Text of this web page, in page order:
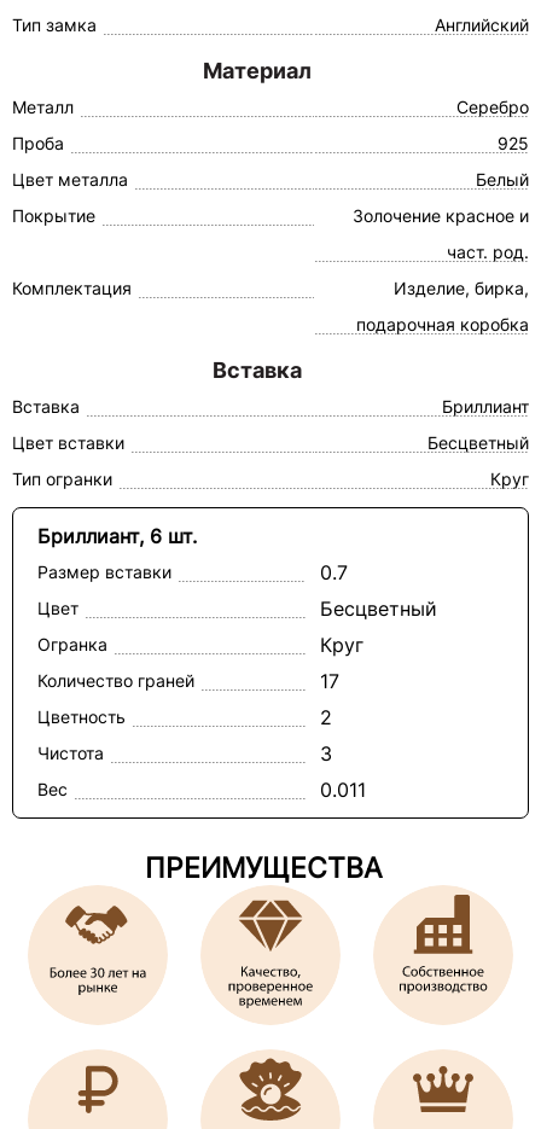
Тип замка
Английский
Материал
Металл
Серебро
Проба
925
Цвет металла
Белый
Покрытие
Золочение красное и
част. род.
Комплектация
Изделие, бирка,
подарочная коробка
Вставка
Вставка
Бриллиант
Цвет вставки
Бесцветный
Тип огранки
Круг
Бриллиант, 6 шт.
Размер вставки 0.7
Цвет Бесцветный
Огранка Круг
Количество граней 17
Цветность 2
Чистота 3
Вес 0.011
ПРЕИМУЩЕСТВА